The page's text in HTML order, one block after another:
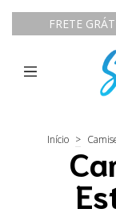
FRETE
Início >